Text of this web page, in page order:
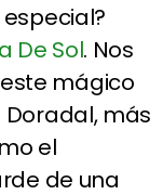
De Sol. Nos
mágico
más
el
de una